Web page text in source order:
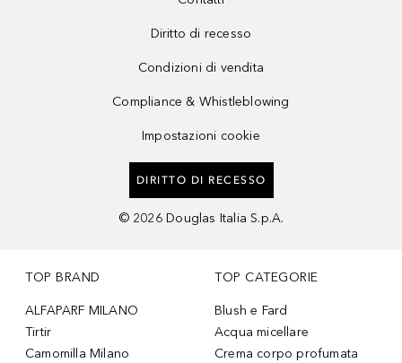
Diritto di recesso
Condizioni di vendita
Compliance & Whistleblowing
Impostazioni cookie
DIRITTO DI RECESSO
© 2026 Douglas Italia S.p.A.
TOP BRAND
ALFAPARF MILANO
Tirtir
Camomilla Milano
TOP CATEGORIE
Blush e Fard
Acqua micellare
Crema corpo profumata